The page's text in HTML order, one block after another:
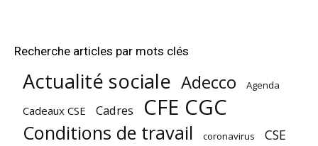
Recherche articles par mots clés
Actualité sociale Adecco Agenda
Cadeaux CSE Cadres CFE CGC
Conditions de travail coronavirus CSE